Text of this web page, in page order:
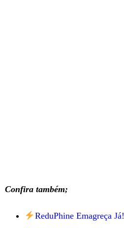
Confira também;
ReduPhine Emagreça Já!